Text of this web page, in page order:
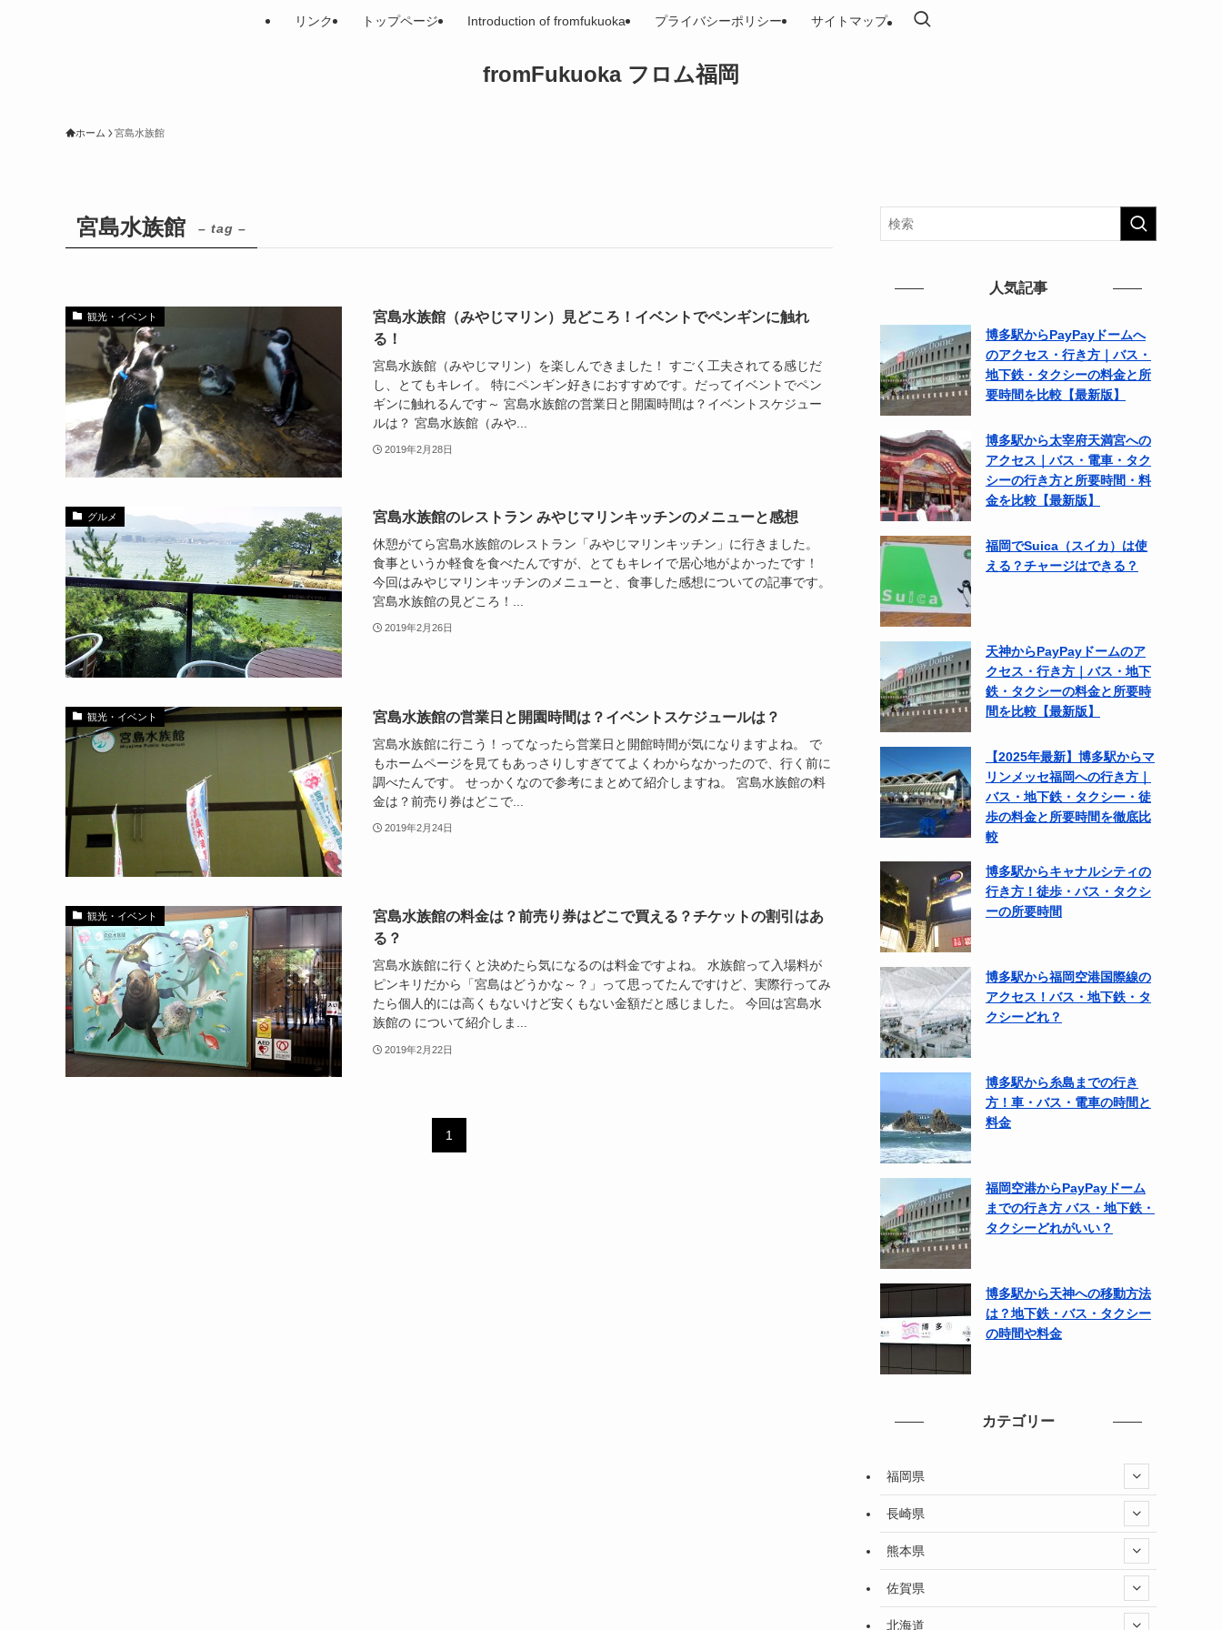
fromFukuoka フロム福岡
リンク トップページ Introduction of fromfukuoka プライバシーポリシー サイトマップ
ホーム 宮島水族館
宮島水族館 – tag –
観光・イベント
宮島水族館（みやじマリン）見どころ！イベントでペンギンに触れ
る！
宮島水族館（みやじマリン）を楽しんできました！ すごく工夫されてる感じだ
し、とてもキレイ。 特にペンギン好きにおすすめです。だってイベントでペン
ギンに触れるんです～ 宮島水族館の営業日と開園時間は？イベントスケジュー
ルは？ 宮島水族館（みや...
2019年2月28日
グルメ 宮島水族館のレストラン みやじマリンキッチンのメニューと感想
休憩がてら宮島水族館のレストラン「みやじマリンキッチン」に行きました。
食事というか軽食を食べたんですが、とてもキレイで居心地がよかったです！
今回はみやじマリンキッチンのメニューと、食事した感想についての記事です。
宮島水族館の見どころ！...
2019年2月26日
観光・イベント 宮島水族館の営業日と開園時間は？イベントスケジュールは？
宮島水族館に行こう！ってなったら営業日と開館時間が気になりますよね。 で
もホームページを見てもあっさりしすぎててよくわからなかったので、行く前に
調べたんです。 せっかくなので参考にまとめて紹介しますね。 宮島水族館の料
金は？前売り券はどこで...
2019年2月24日
観光・イベント
宮島水族館の料金は？前売り券はどこで買える？チケットの割引はあ
る？
宮島水族館に行くと決めたら気になるのは料金ですよね。 水族館って入場料が
ピンキリだから「宮島はどうかな～？」って思ってたんですけど、実際行ってみ
たら個人的には高くもないけど安くもない金額だと感じました。 今回は宮島水
族館の について紹介しま...
2019年2月22日
1
人気記事
博多駅からPayPayドームへ
のアクセス・行き方｜バス・
地下鉄・タクシーの料金と所
要時間を比較【最新版】
博多駅から太宰府天満宮への
アクセス｜バス・電車・タク
シーの行き方と所要時間・料
金を比較【最新版】
福岡でSuica（スイカ）は使
える？チャージはできる？
天神からPayPayドームのア
クセス・行き方｜バス・地下
鉄・タクシーの料金と所要時
間を比較【最新版】
【2025年最新】博多駅からマ
リンメッセ福岡への行き方｜
バス・地下鉄・タクシー・徒
歩の料金と所要時間を徹底比
較
博多駅からキャナルシティの
行き方！徒歩・バス・タクシ
ーの所要時間
博多駅から福岡空港国際線の
アクセス！バス・地下鉄・タ
クシーどれ？
博多駅から糸島までの行き
方！車・バス・電車の時間と
料金
福岡空港からPayPayドーム
までの行き方 バス・地下鉄・
タクシーどれがいい？
博多駅から天神への移動方法
は？地下鉄・バス・タクシー
の時間や料金
カテゴリー
福岡県
長崎県
熊本県
佐賀県
北海道